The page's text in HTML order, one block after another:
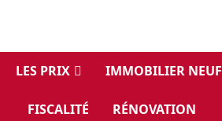
contenu
LES PRIX
IMMOBILIER NEUF
FISCALITÉ RÉNOVATION